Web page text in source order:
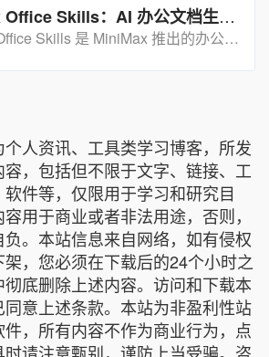
MiniMax Office Skills：AI 办公文档生成套件
MiniMax Office Skills 是 MiniMax 推出的办公 AI 套件，支持 Word、Excel、PPT 文档自动生成，具备自进化学习能力，大幅提升办公效率。
人资讯、工具类学习博客，所发
，包括但不限于文字、链接、工
件等，仅限用于学习和研究目
用于商业或者非法用途，否则，
。本站信息来自网络，如有侵权
，您必须在下载后的24个小时之
底删除上述内容。访问和下载本
意上述条款。本站为非盈利性站
，所有内容不作为商业行为，点